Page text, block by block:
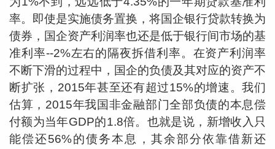
率。即使是实施债务置换，将国企银行贷款转换为
债券，国企资产利润率也还是低于银行间市场的基
准利率--2%左右的隔夜拆借利率。在资产利润率
不断下滑的过程中，国企的负债及其对应的资产不
断扩张，2015年甚至还有超过15%的增速。我们
估算，2015年我国非金融部门全部负债的本息偿
付额为当年GDP的1.8倍。也就是说，新增收入只
能偿还56%的债务本息，其余部分依靠借新还